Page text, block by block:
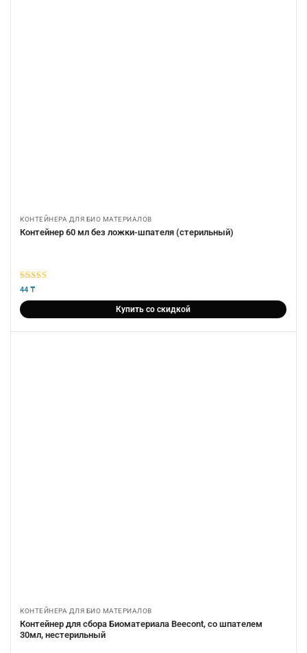
КОНТЕЙНЕРА ДЛЯ БИО МАТЕРИАЛОВ
Контейнер 60 мл без ложки-шпателя (стерильный)
5из 5
44 ₸
Купить со скидкой
КОНТЕЙНЕРА ДЛЯ БИО МАТЕРИАЛОВ
Контейнер для сбора Биоматериала Beecont, со шпателем
30мл, нестерильный